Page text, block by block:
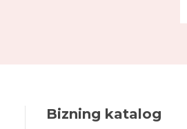
Bizning katalog